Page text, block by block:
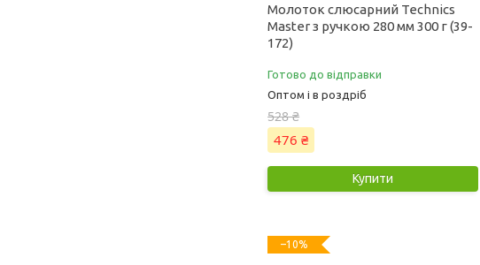
Молоток слюсарний Technics
Master з ручкою 280 мм 300 г (39-
172)
Готово до відправки
Оптом і в роздріб
528 ₴
476 ₴
Купити
–10%